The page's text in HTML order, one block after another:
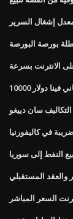
إشغال السرير
بورصة البورصة
الانترنت بسرعة
فينا دولار
سان دييغو
في كاليفورنيا
النفط إلى سوريا
والعقد المستقبلي
السعر المباشر